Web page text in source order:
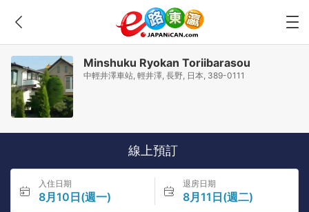
Minshuku Ryokan Toriibarasou
中輕井澤車站, 輕井澤, 長野, 日本, 389-0111
線上預訂
入住日期
8月10日(週一)
退房日期
8月11日(週二)